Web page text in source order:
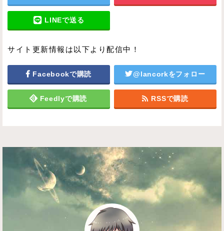
LINEで送る
サイト更新情報は以下より配信中！
Facebookで購読 @lancorkをフォロー
Feedlyで購読 RSSで購読